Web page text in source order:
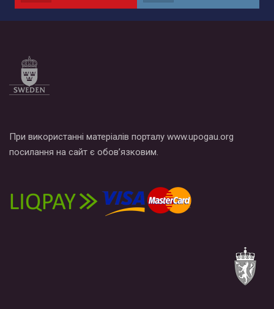
по этой ссылке и поставить лайк под видео.
При використанні матеріалів порталу www.upogau.org
посилання на сайт є обов’язковим.